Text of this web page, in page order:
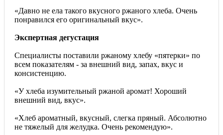
«Давно не ела такого вкусного ржаного хлеба. Очень
понравился его оригинальный вкус».
Экспертная дегустация
Специалисты поставили ржаному хлебу «пятерки» по
всем показателям - за внешний вид, запах, вкус и
консистенцию.
«У хлеба изумительный ржаной аромат! Хороший
внешний вид, вкус».
«Хлеб ароматный, вкусный, слегка пряный. Абсолютно
не тяжелый для желудка. Очень рекомендую».